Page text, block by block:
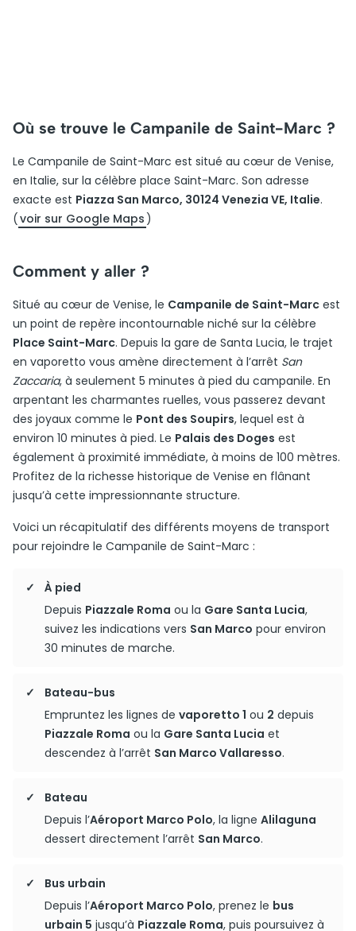
Où se trouve le Campanile de Saint-Marc ?
Le Campanile de Saint-Marc est situé au cœur de Venise,
en Italie, sur la célèbre place Saint-Marc. Son adresse
exacte est Piazza San Marco, 30124 Venezia VE, Italie.
(voir sur Google Maps )
Comment y aller ?
Situé au cœur de Venise, le Campanile de Saint-Marc est
un point de repère incontournable niché sur la célèbre
Place Saint-Marc. Depuis la gare de Santa Lucia, le trajet
en vaporetto vous amène directement à l’arrêt San
Zaccaria, à seulement 5 minutes à pied du campanile. En
arpentant les charmantes ruelles, vous passerez devant
des joyaux comme le Pont des Soupirs, lequel est à
environ 10 minutes à pied. Le Palais des Doges est
également à proximité immédiate, à moins de 100 mètres.
Profitez de la richesse historique de Venise en flânant
jusqu’à cette impressionnante structure.
Voici un récapitulatif des différents moyens de transport
pour rejoindre le Campanile de Saint-Marc :
À pied
Depuis Piazzale Roma ou la Gare Santa Lucia,
suivez les indications vers San Marco pour environ
30 minutes de marche.
Bateau-bus
Empruntez les lignes de vaporetto 1 ou 2 depuis
Piazzale Roma ou la Gare Santa Lucia et
descendez à l’arrêt San Marco Vallaresso.
Bateau
Depuis l’Aéroport Marco Polo, la ligne Alilaguna
dessert directement l’arrêt San Marco.
Bus urbain
Depuis l’Aéroport Marco Polo, prenez le bus
urbain 5 jusqu’à Piazzale Roma, puis poursuivez à